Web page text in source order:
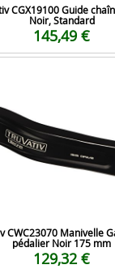
CGX19100 Guide
Noir, Standard
145,49 €
CWC23070 Manivelle
pédalier Noir 175 mm
129,32 €